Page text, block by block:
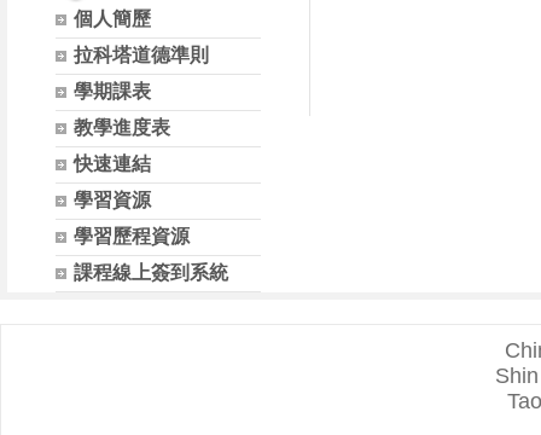
個人簡歷
拉科塔道德準則
學期課表
教學進度表
快速連結
學習資源
學習歷程資源
課程線上簽到系統